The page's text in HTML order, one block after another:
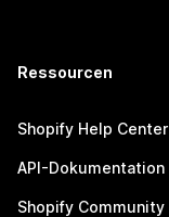
Ressourcen
Shopify Help Center
API-Dokumentation
Shopify Community